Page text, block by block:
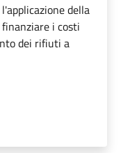
della
i costi
dei rifiuti a